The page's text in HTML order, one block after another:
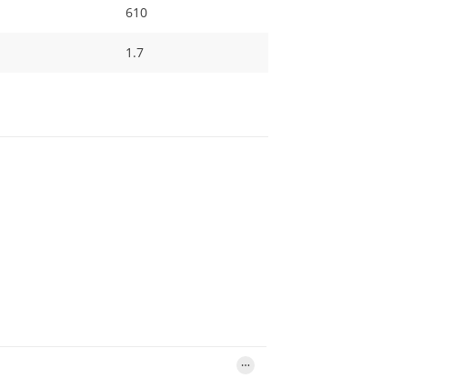
610
1.7